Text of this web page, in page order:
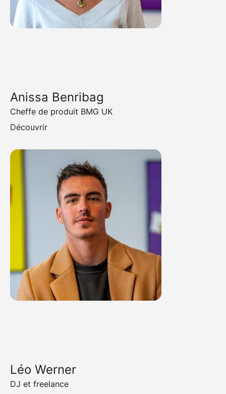
Anissa Benribag
Cheffe de produit BMG UK
Découvrir
Léo Werner
DJ et freelance